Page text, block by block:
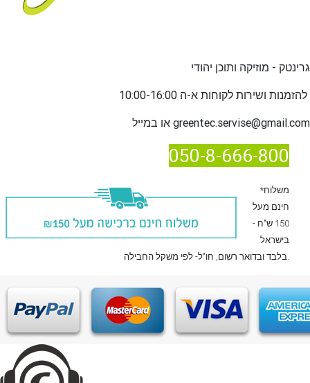
גרינטק - מוזיקה ותוכן יהודי
להזמנות ו
greentec.servise@gmail.com
050-8-666-800
*משלוח
חינם מעל
150 ש"ח -
בישראל
בלבדובדואר רשום , חו"ל- לפי משקל החבילה.